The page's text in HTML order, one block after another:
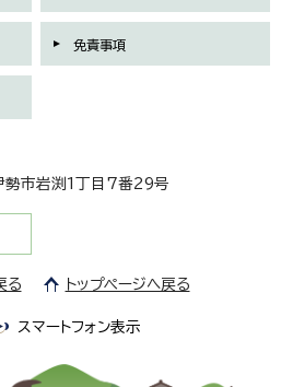
免責事項
市岩渕1丁目7番29号
る トップページへ戻る
スマートフォン表示